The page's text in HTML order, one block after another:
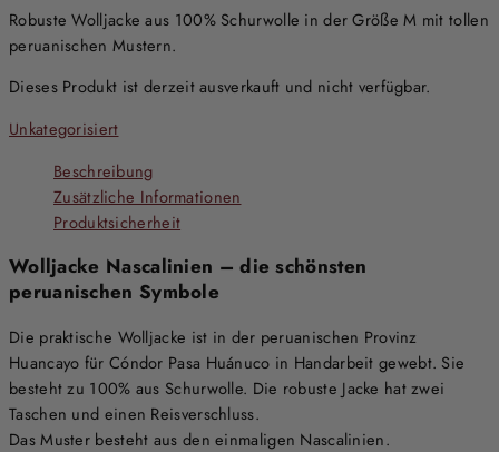
Robuste Wolljacke aus 100% Schurwolle in der Größe M mit tollen
peruanischen Mustern.
Dieses Produkt ist derzeit ausverkauft und nicht verfügbar.
Unkategorisiert
Beschreibung
Zusätzliche Informationen
Produktsicherheit
Wolljacke Nascalinien – die schönsten
peruanischen Symbole
Die praktische Wolljacke ist in der peruanischen Provinz
Huancayo für Cóndor Pasa Huánuco in Handarbeit gewebt. Sie
besteht zu 100% aus Schurwolle. Die robuste Jacke hat zwei
Taschen und einen Reisverschluss.
Das Muster besteht aus den einmaligen Nascalinien.